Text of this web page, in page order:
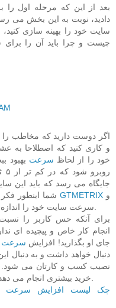
بعد از این که مرحله اول را
دادید، نوبت به این بخش می
اگر دوست دارید که مخاطب را
و کاری کنید که اصطلاحا به
خود را از لحاظ سرعت بهبود
جایگاه می رسد که باید این
شما اینطور فکر نمی کنید؟ شما می توانید با ابزارGTMETRIX و
برای آنکه حس کاربر را نسبت
انجام کار خاص و پیچیده ای
جای او بگذارید! افزایش سرعت
دنبال خواهد داشت و به دنبال
نصیب کسب و کارتان می شود.
چک لیست افزایش سرعت